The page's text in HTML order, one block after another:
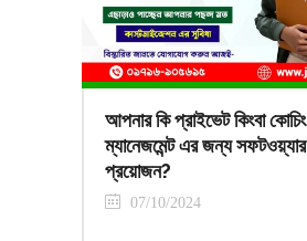
আপনার কি প্রাইভেট কিংবা কোচিং
ম্যানেজমেন্ট এর জন্য সফটওয়্যার
প্রয়োজন?
07/10/2024